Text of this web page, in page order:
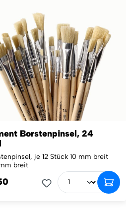
Borstenpinsel, 24
je 12 Stück 10 mm breit
breit